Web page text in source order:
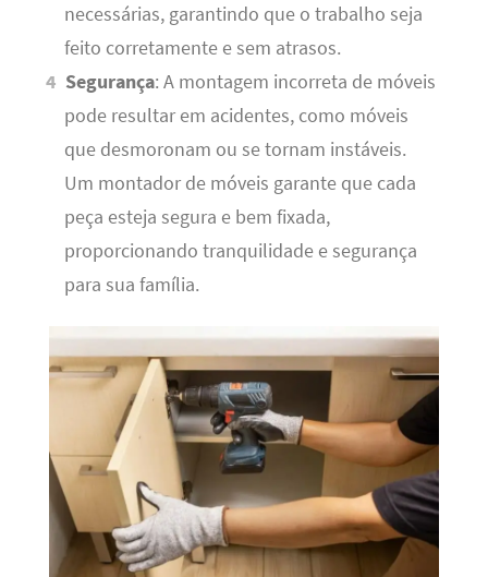
necessárias, garantindo que o trabalho seja
feito corretamente e sem atrasos.
Segurança: A montagem incorreta de móveis
pode resultar em acidentes, como móveis
que desmoronam ou se tornam instáveis.
Um montador de móveis garante que cada
peça esteja segura e bem fixada,
proporcionando tranquilidade e segurança
para sua família.